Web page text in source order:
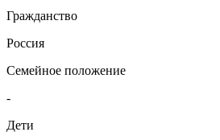
Гражданство
Россия
Семейное положение
-
Дети